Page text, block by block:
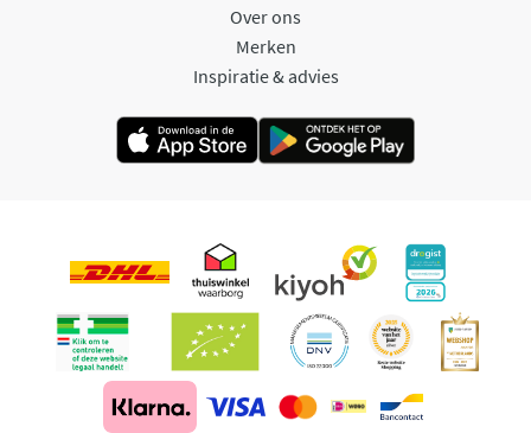
Over ons
Merken
Inspiratie & advies